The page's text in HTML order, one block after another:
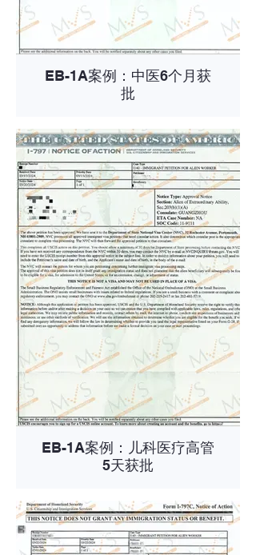
EB-1A案例：中医6个月获
批
EB-1A案例：儿科医疗高管
5天获批